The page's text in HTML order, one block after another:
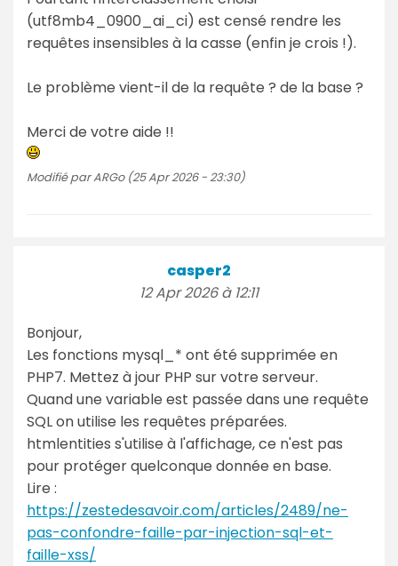
(utf8mb4_0900_ai_ci) est censé rendre les
requêtes insensibles à la casse (enfin je crois !).
Le problème vient-il de la requête ? de la base ?
Merci de votre aide !!
Modifié par ARGo (25 Apr 2026 - 23:30)
casper2
12 Apr 2026 à 12:11
Bonjour,
Les fonctions mysql_* ont été supprimée en
PHP7. Mettez à jour PHP sur votre serveur.
Quand une variable est passée dans une requête
SQL on utilise les requêtes préparées.
htmlentities s'utilise à l'affichage, ce n'est pas
pour protéger quelconque donnée en base.
Lire :
https://zestedesavoir.com/articles/2489/ne-
pas-confondre-faille-par-injection-sql-et-
faille-xss/